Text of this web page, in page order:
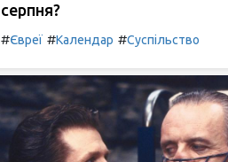
серпня?
#Євреї #Календар #Суспільство